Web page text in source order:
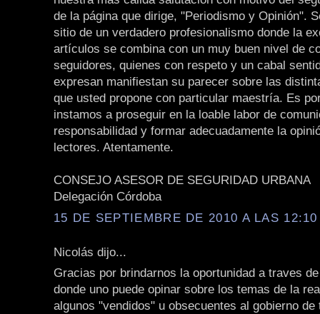
de la página que dirige, "Periodismo y Opinión".
sitio de un verdadero profesionalismo donde la
artículos se combina con un muy buen nivel de
seguidores, quienes con respeto y un cabal
expresan manifiestan su parecer sobre las
que usted propone con particular maestría. Es
instamos a proseguir en la loable labor de
responsabilidad y formar adecuadamente la
lectores. Atentamente.
CONSEJO ASESOR DE SEGURIDAD URBANA
Delegación Córdoba
15 DE SEPTIEMBRE DE 2010 A LAS 12:10
Nicolás dijo...
Gracias por brindarnos la oportunidad a traves
donde uno puede opinar sobre los temas de la
algunos "vendidos" u obsecuentes al gobierno de